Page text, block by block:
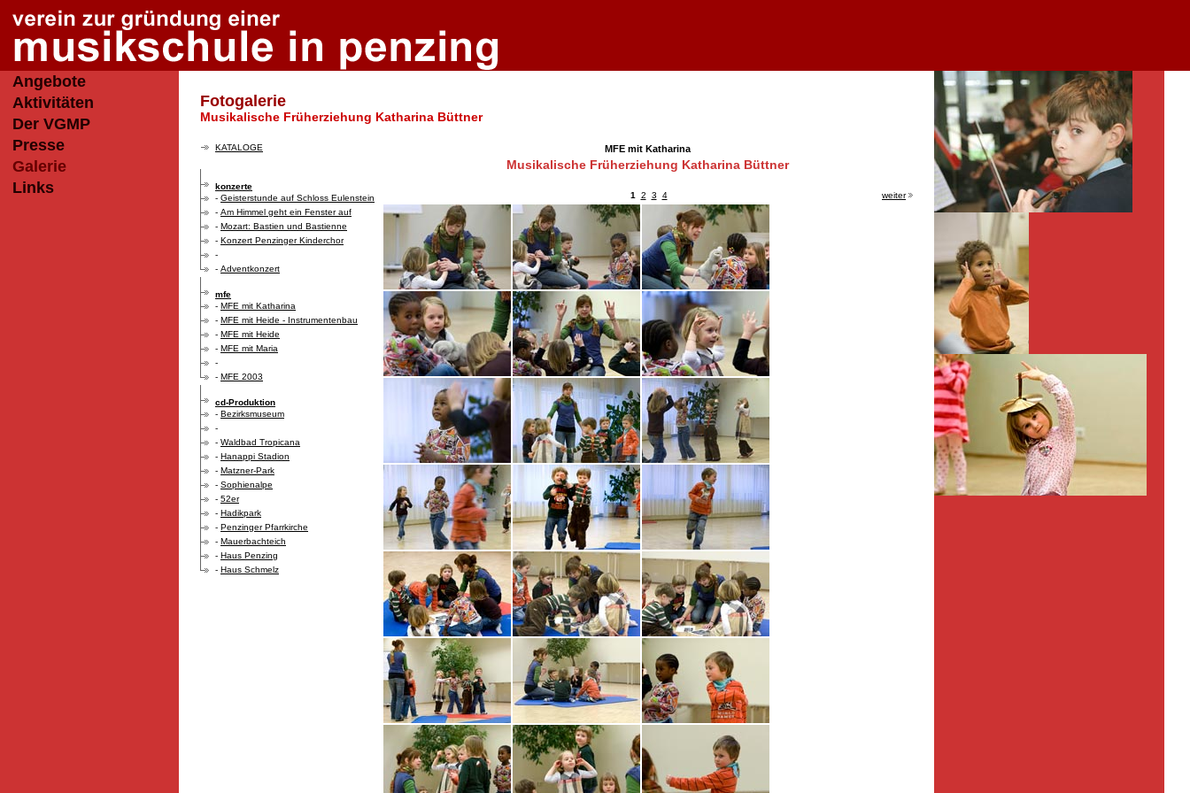
Angebote
Aktivitäten
Der VGMP
Presse
Galerie
Links
Fotogalerie
Musikalische Früherziehung Katharina Büttner
KATALOGE
konzerte
- Geisterstunde auf Schloss Eulenstein
- Am Himmel geht ein Fenster auf
- Mozart: Bastien und Bastienne
- Konzert Penzinger Kinderchor
-
- Adventkonzert
mfe
- MFE mit Katharina
- MFE mit Heide - Instrumentenbau
- MFE mit Heide
- MFE mit Maria
-
- MFE 2003
cd-Produktion
- Bezirksmuseum
-
- Waldbad Tropicana
- Hanappi Stadion
- Matzner-Park
- Sophienalpe
- 52er
- Hadikpark
- Penzinger Pfarrkirche
- Mauerbachteich
- Haus Penzing
- Haus Schmelz
MFE mit Katharina
Musikalische Früherziehung Katharina Büttner
1 2 3 4 weiter